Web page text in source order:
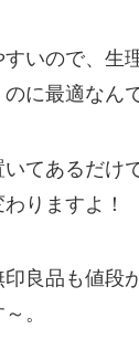
いので、生
に最適なん
てあるだけ
りますよ！
良品も値段
。